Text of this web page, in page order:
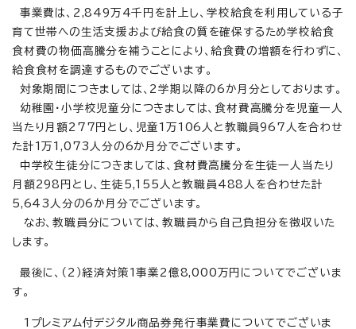
事業費は、2,849万4千円を計上し、学校給食を利用している子
育て世帯への生活支援および給食の質を確保するため学校給食
食材費の物価高騰分を補うことにより、給食費の増額を行わずに、
給食食材を調達するものでございます。
対象期間につきましては、2学期以降の6か月分としております。
幼稚園・小学校児童分につきましては、食材費高騰分を児童一人
当たり月額277円とし、児童1万106人と教職員967人を合わせ
た計1万1,073人分の6か月分でございます。
中学校生徒分につきましては、食材費高騰分を生徒一人当たり
月額298円とし、生徒5,155人と教職員488人を合わせた計
5,643人分の6か月分でございます。
なお、教職員分については、教職員から自己負担分を徴収いた
します。
最後に、（2）経済対策1事業2億8,000万円についてでございま
す。
1プレミアム付デジタル商品券発行事業費についてでございま